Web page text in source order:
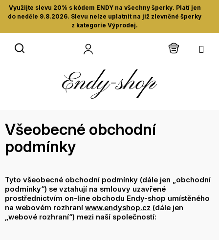
PřejítVyužijte slevu 20% s kódem ENDY na všechny šperky. Platí jen
do neděle 9.8.2026. Slevu nelze uplatnit na již zlevněné šperky
z kategorie Výprodej.
Všeobecné obchodní
podmínky
Tyto všeobecné obchodní podmínky (dále jen „obchodní
podmínky“) se vztahují na smlouvy uzavřené
prostřednictvím on-line obchodu Endy-shop umístěného
na webovém rozhraní www.endyshop.cz (dále jen
„webové rozhraní“) mezi naší společností: